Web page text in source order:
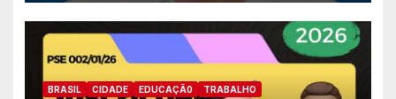
BRASIL CIDADE EDUCAÇÃ0 TRABALHO